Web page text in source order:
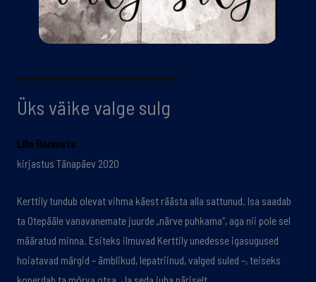
Üks väike valge sulg
Lille Roomets
kirjastus Tänapäev 2020
Kerttily tundub olevat vihma käest räästa alla sattunud. Isa saadab
ta Otepääle vanavanemate juurde „närve puhkama“, aga nii pole sel
määratud minna. Esiteks ilmuvad Kerttily unedesse igasugused
hoiatavad märgid – ämblikud, lepatriinud, valged suled –, teiseks